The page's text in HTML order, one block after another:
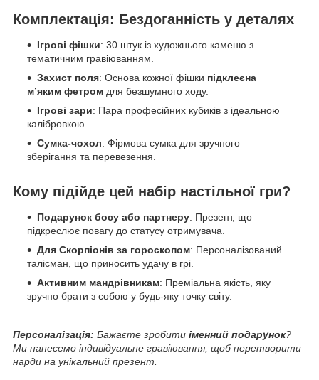
Комплектація: Бездоганність у деталях
Ігрові фішки: 30 штук із художнього каменю з
тематичним гравіюванням.
Захист поля: Основа кожної фішки підклеєна
м’яким фетром для безшумного ходу.
Ігрові зари: Пара професійних кубиків з ідеальною
калібровкою.
Сумка-чохол: Фірмова сумка для зручного
зберігання та перевезення.
Кому підійде цей набір настільної гри?
Подарунок босу або партнеру: Презент, що
підкреслює повагу до статусу отримувача.
Для Скорпіонів за гороскопом: Персоналізований
талісман, що приносить удачу в грі.
Активним мандрівникам: Преміальна якість, яку
зручно брати з собою у будь-яку точку світу.
Персоналізація: Бажаєте зробити іменний подарунок?
Ми нанесемо індивідуальне гравіювання, щоб перетворити
нарди на унікальний презент.